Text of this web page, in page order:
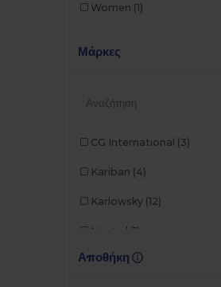
Women (1)
Μάρκες
CG International (3)
Kariban (4)
Karlowsky (12)
Neutral (1)
Premier (6)
Αποθήκη